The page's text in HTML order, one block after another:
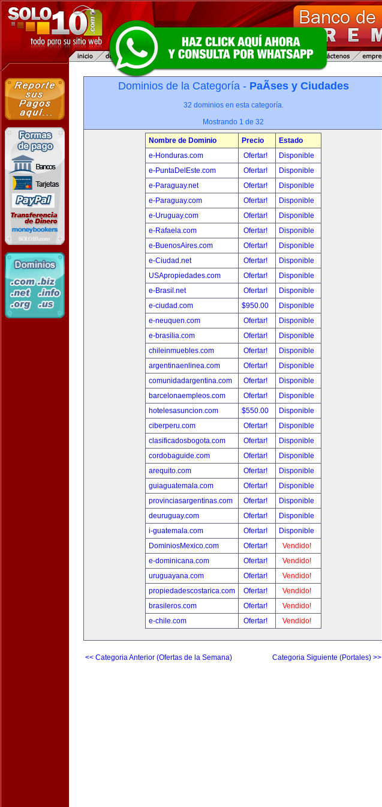
Dominios de la Categoría - PaÃ­ses y Ciudades
32 dominios en esta categoría.
Mostrando 1 de 32
Nombre de Dominio Precio
Estado
e-Honduras.com
Ofertar!
Disponible
e-PuntaDelEste.com
Ofertar!
Disponible
e-Paraguay.net
Ofertar!
Disponible
e-Paraguay.com
Ofertar!
Disponible
e-Uruguay.com
Ofertar!
Disponible
e-Rafaela.com
Ofertar!
Disponible
e-BuenosAires.com
Ofertar!
Disponible
e-Ciudad.net
Ofertar!
Disponible
USApropiedades.com
Ofertar!
Disponible
e-Brasil.net
Ofertar!
Disponible
e-ciudad.com
$950.00
Disponible
e-neuquen.com
Ofertar!
Disponible
e-brasilia.com
Ofertar!
Disponible
chileinmuebles.com
Ofertar!
Disponible
argentinaenlinea.com
Ofertar!
Disponible
comunidadargentina.com
Ofertar!
Disponible
barcelonaempleos.com
Ofertar!
Disponible
hotelesasuncion.com
$550.00
Disponible
ciberperu.com
Ofertar!
Disponible
clasificadosbogota.com
Ofertar!
Disponible
cordobaguide.com
Ofertar!
Disponible
arequito.com
Ofertar!
Disponible
guiaguatemala.com
Ofertar!
Disponible
provinciasargentinas.com
Ofertar!
Disponible
deuruguay.com
Ofertar!
Disponible
i-guatemala.com
Ofertar!
Disponible
DominiosMexico.com
Ofertar!
Vendido!
e-dominicana.com
Ofertar!
Vendido!
uruguayana.com
Ofertar!
Vendido!
propiedadescostarica.com
Ofertar!
Vendido!
brasileros.com
Ofertar!
Vendido!
e-chile.com
Ofertar! Vendido!
<< Categoria Anterior (Ofertas de la Semana) Categoria Siguiente (Portales) >>